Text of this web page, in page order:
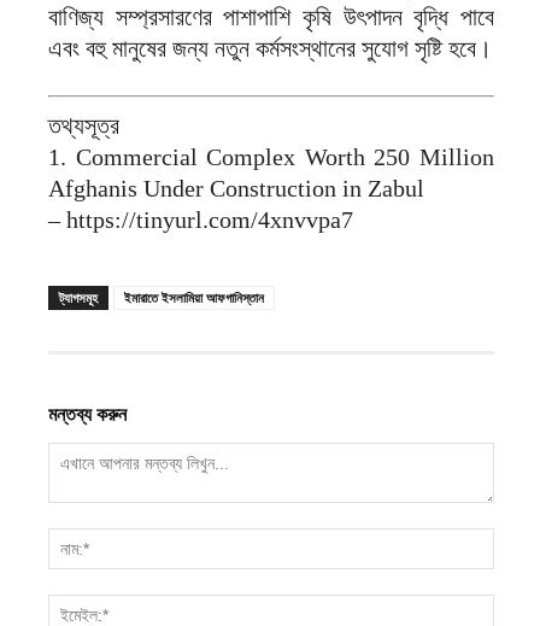
বাণিজ্য সম্প্রসারণের পাশাপাশি কৃষি উৎপাদন বৃদ্ধি পাবে
এবং বহু মানুষের জন্য নতুন কর্মসংস্থানের সুযোগ সৃষ্টি হবে।
তথ্যসূত্র
1. Commercial Complex Worth 250 Million
Afghanis Under Construction in Zabul
– https://tinyurl.com/4xnvvpa7
ট্যাগসমূহ ইমারাতে ইসলামিয়া আফগানিস্তান
মন্তব্য করুন